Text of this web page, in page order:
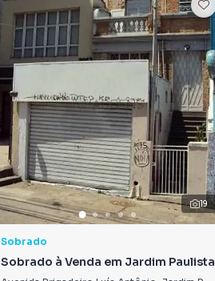
19
Sobrado
Sobrado à Venda em Jardim Paulista